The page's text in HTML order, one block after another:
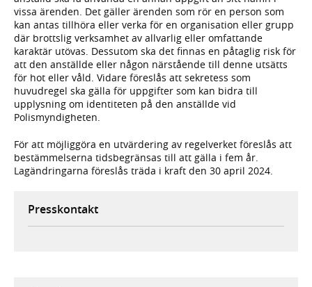
vissa ärenden. Det gäller ärenden som rör en person som
kan antas tillhöra eller verka för en organisation eller grupp
där brottslig verksamhet av allvarlig eller omfattande
karaktär utövas. Dessutom ska det finnas en påtaglig risk för
att den anställde eller någon närstående till denne utsätts
för hot eller våld. Vidare föreslås att sekretess som
huvudregel ska gälla för uppgifter som kan bidra till
upplysning om identiteten på den anställde vid
Polismyndigheten.
För att möjliggöra en utvärdering av regelverket föreslås att
bestämmelserna tidsbegränsas till att gälla i fem år.
Lagändringarna föreslås träda i kraft den 30 april 2024.
Presskontakt